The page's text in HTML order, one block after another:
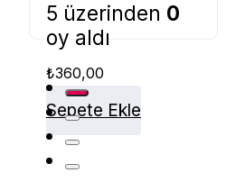
5 üzerinden 0
oy aldı
₺360,00
Sepete Ekle